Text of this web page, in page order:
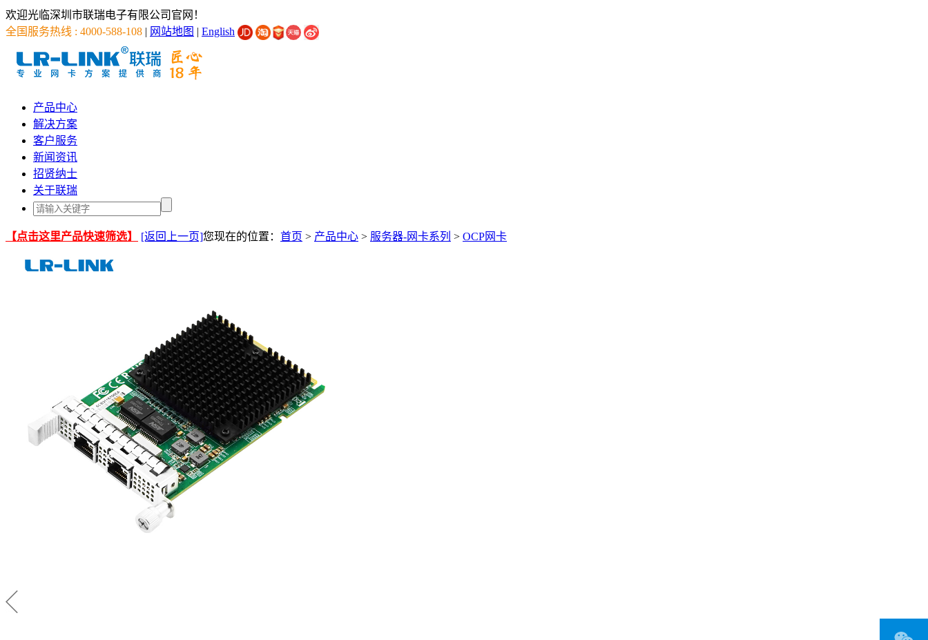
欢迎光临深圳市联瑞电子有限公司官网！
全国服务热线 : 4000-588-108 | 网站地图 | English
产品中心
解决方案
客户服务
新闻资讯
招贤纳士
关于联瑞
【点击这里产品快速筛选】 [返回上一页]您现在的位置： 首页 > 产品中心 > 服务器-网卡系列 > OCP网卡